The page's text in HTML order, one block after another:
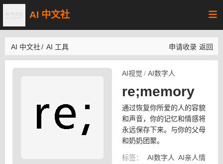
AI 中文社
AI 中文社/ AI 工具 申请收录 返回
AI视觉 / AI数字人
re;memory
通过恢复你所爱的人的容貌
和声音，你的记忆和情感将
永远保存下来。与你的父母
和奶奶团聚。
标签： AI数字人 AI亲人情